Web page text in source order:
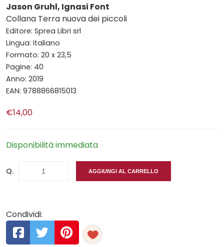
Jason Gruhl, Ignasi Font
Collana Terra nuova dei piccoli
Editore: Sprea Libri srl
Lingua: Italiano
Formato: 20 x 23,5
Pagine: 40
Anno: 2019
EAN: 9788866815013
€14,00
Disponibilità immediata
Q. AGGIUNGI AL CARRELLO
Condividi: